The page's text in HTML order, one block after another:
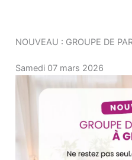
NOUVEAU : GROUPE DE
Samedi 07 mars 2026